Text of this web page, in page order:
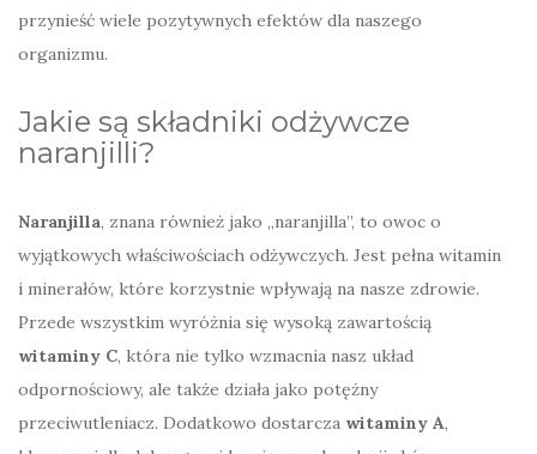
przynieść wiele pozytywnych efektów dla naszego
organizmu.
Jakie są składniki odżywcze
naranjilli?
Naranjilla, znana również jako „naranjilla”, to owoc o
wyjątkowych właściwościach odżywczych. Jest pełna witamin
i minerałów, które korzystnie wpływają na nasze zdrowie.
Przede wszystkim wyróżnia się wysoką zawartością
witaminy C, która nie tylko wzmacnia nasz układ
odpornościowy, ale także działa jako potężny
przeciwutleniacz. Dodatkowo dostarcza witaminy A,